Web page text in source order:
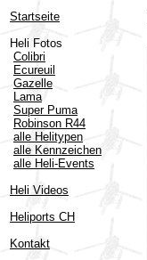
Startseite
Heli Fotos
Colibri
Ecureuil
Gazelle
Lama
Super Puma
Robinson R44
alle Helitypen
alle Kennzeichen
alle Heli-Events
Heli Videos
Heliports CH
Kontakt